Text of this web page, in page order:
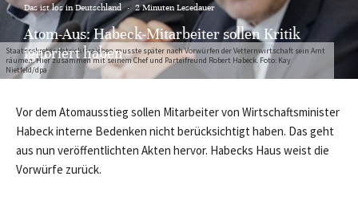
Staatssekretär Patrick Graichen musste später nach Vorwürfen der Vetternwirtschaft sein Amt
räumen. Hier zusammen mit seinem Chef und Parteifreund Robert Habeck. Foto: Kay
Nietfeld/dpa
Das ist los in Deutschland · 2 Minuten Lesedauer
Atom-Aus: Habeck-Mitarbeiter sollen Kritik
ignoriert haben
Vor dem Atomausstieg sollen Mitarbeiter von Wirtschaftsminister
Habeck interne Bedenken nicht berücksichtigt haben. Das geht
aus nun veröffentlichten Akten hervor. Habecks Haus weist die
Vorwürfe zurück.